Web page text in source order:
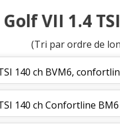
VII 1.4
(Tri par ordre de
140 ch BVM6,
140 ch Confortline BM6